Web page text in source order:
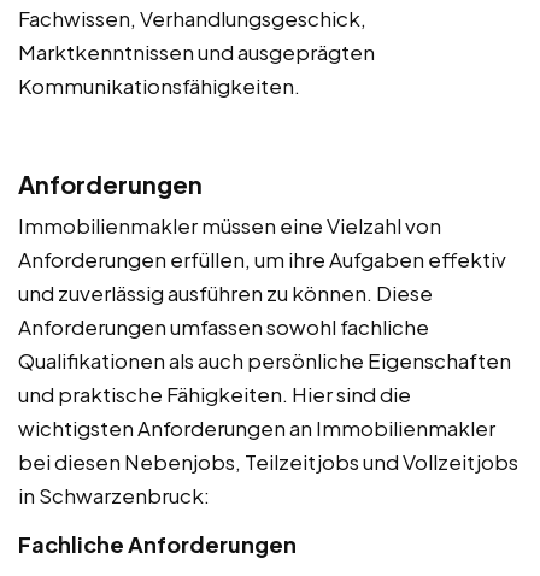
Fachwissen, Verhandlungsgeschick,
Marktkenntnissen und ausgeprägten
Kommunikationsfähigkeiten.
Anforderungen
Immobilienmakler müssen eine Vielzahl von
Anforderungen erfüllen, um ihre Aufgaben effektiv
und zuverlässig ausführen zu können. Diese
Anforderungen umfassen sowohl fachliche
Qualifikationen als auch persönliche Eigenschaften
und praktische Fähigkeiten. Hier sind die
wichtigsten Anforderungen an Immobilienmakler
bei diesen Nebenjobs, Teilzeitjobs und Vollzeitjobs
in Schwarzenbruck:
Fachliche Anforderungen